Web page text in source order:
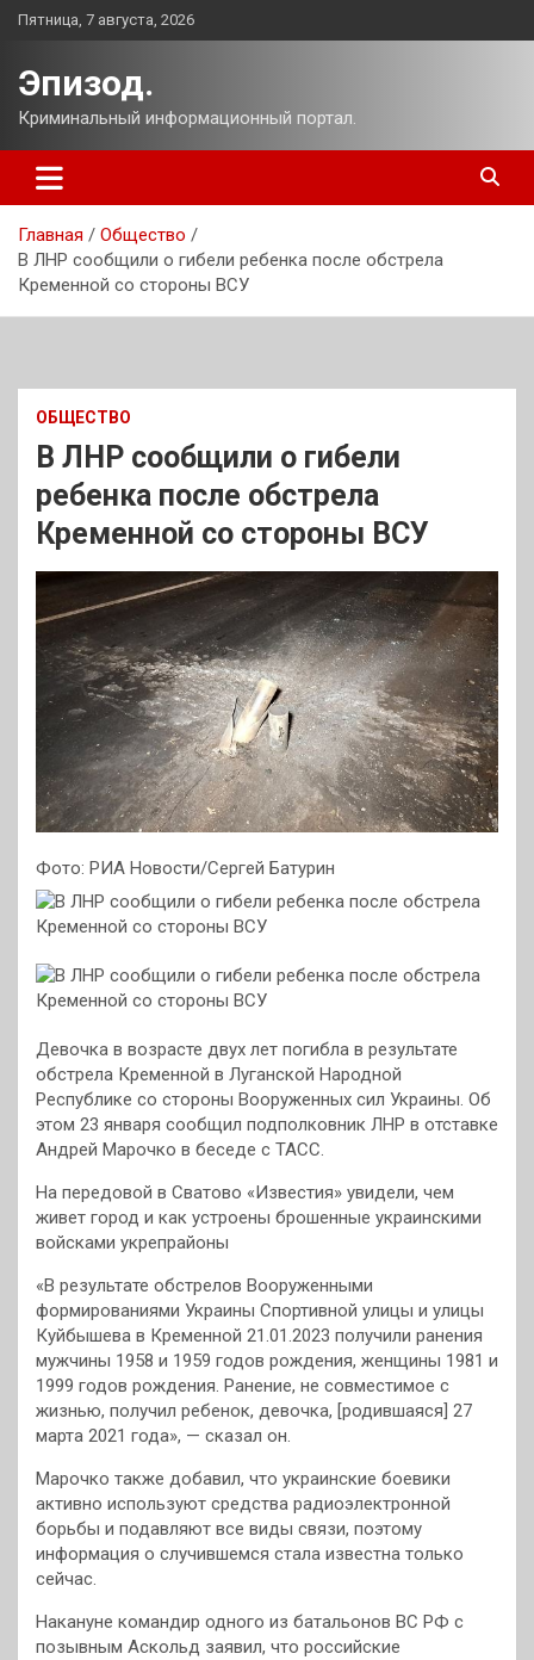
Перейти
Пятница, 7 августа, 2026
Эпизод.
Криминальный информационный портал.
Главная
Общество
В ЛНР сообщили о гибели ребенка после обстрела
Кременной со стороны ВСУ
ОБЩЕСТВО
В ЛНР сообщили о гибели
ребенка после обстрела
Кременной со стороны ВСУ
Фото: РИА Новости/Сергей Батурин
Девочка в возрасте двух лет погибла в результате
обстрела Кременной в Луганской Народной
Республике со стороны Вооруженных сил Украины. Об
этом 23 января сообщил подполковник ЛНР в отставке
Андрей Марочко в беседе с ТАСС.
На передовой в Сватово «Известия» увидели, чем
живет город и как устроены брошенные украинскими
войсками укрепрайоны
«В результате обстрелов Вооруженными
формированиями Украины Спортивной улицы и улицы
Куйбышева в Кременной 21.01.2023 получили ранения
мужчины 1958 и 1959 годов рождения, женщины 1981 и
1999 годов рождения. Ранение, не совместимое с
жизнью, получил ребенок, девочка, [родившаяся] 27
марта 2021 года», — сказал он.
Марочко также добавил, что украинские боевики
активно используют средства радиоэлектронной
борьбы и подавляют все виды связи, поэтому
информация о случившемся стала известна только
сейчас.
Накануне командир одного из батальонов ВС РФ с
позывным Аскольд заявил, что российские